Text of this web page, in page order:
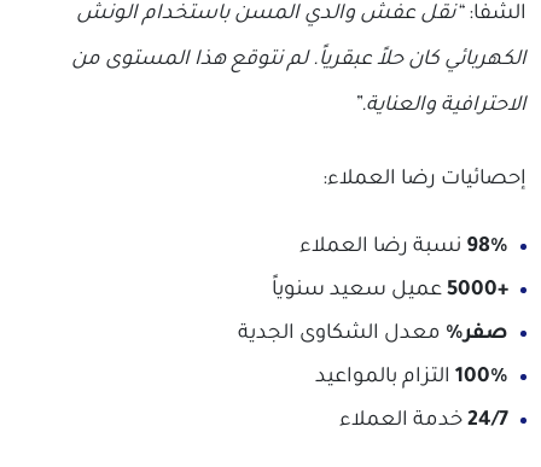
الشفا:“نقل عفش والدي المسن باستخدام الونش
الكهربائي كان حلاً عبقرياً. لم نتوقع هذا المستوى من
الاحترافية والعناية.”
إحصائيات رضا العملاء:
98% نسبة رضا العملاء
+5000
عميل سعيد سنوياً
صفر% معدل الشكاوى الجدية
100% التزام بالمواعيد
24/7 خدمة العملاء